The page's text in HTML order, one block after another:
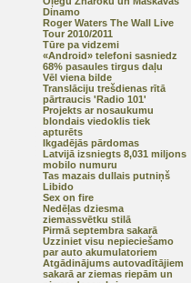
Dinamo
Roger Waters The Wall Live
Tour 2010/2011
Tūre pa vidzemi
«Android» telefoni sasniedz
68% pasaules tirgus daļu
Vēl viena bilde
Translāciju trešdienas rītā
pārtraucis 'Radio 101'
Projekts ar nosaukumu
blondais viedoklis tiek
apturēts
Ikgadējās pārdomas
Latvijā izsniegts 8,031 miljons
mobilo numuru
Tas mazais dullais putniņš
Libido
Sex on fire
Nedēļas dziesma
ziemassvētku stilā
Pirmā septembra sakarā
Uzziniet visu nepieciešamo
par auto akumulatoriem
Atgādinājums autovadītājiem
sakarā ar ziemas riepām un